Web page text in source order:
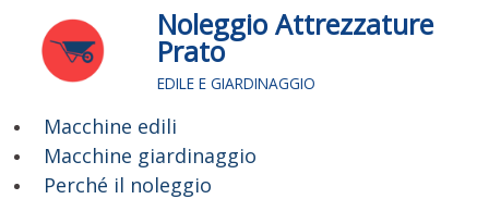
contenuto
Noleggio Attrezzature
Prato
EDILE E GIARDINAGGIO
Macchine edili
Macchine giardinaggio
Perché il noleggio
Menu